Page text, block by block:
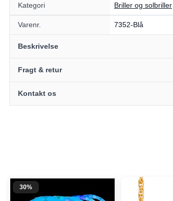
Kategori Briller og solbriller
Varenr. 7352-Blå
Beskrivelse
Fragt & retur
Kontakt os
30%